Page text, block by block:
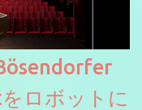
ロボットに